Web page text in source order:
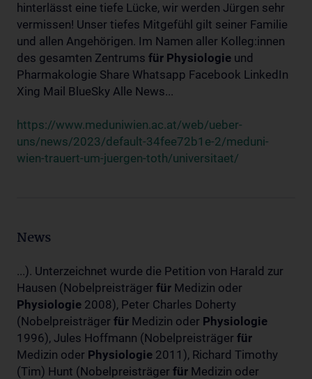
hinterlässt eine tiefe Lücke, wir werden Jürgen sehr
vermissen! Unser tiefes Mitgefühl gilt seiner Familie
und allen Angehörigen. Im Namen aller Kolleg:innen
des gesamten Zentrums für Physiologie und
Pharmakologie Share Whatsapp Facebook LinkedIn
Xing Mail BlueSky Alle News...
https://www.meduniwien.ac.at/web/ueber-
uns/news/2023/default-34fee72b1e-2/meduni-
wien-trauert-um-juergen-toth/universitaet/
News
...). Unterzeichnet wurde die Petition von Harald zur
Hausen (Nobelpreisträger für Medizin oder
Physiologie 2008), Peter Charles Doherty
(Nobelpreisträger für Medizin oder Physiologie
1996), Jules Hoffmann (Nobelpreisträger für
Medizin oder Physiologie 2011), Richard Timothy
(Tim) Hunt (Nobelpreisträger für Medizin oder